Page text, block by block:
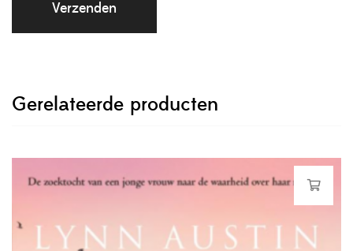
Gerelateerde producten